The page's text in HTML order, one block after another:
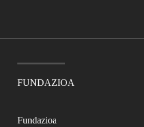
FUNDAZIOA
Fundazioa